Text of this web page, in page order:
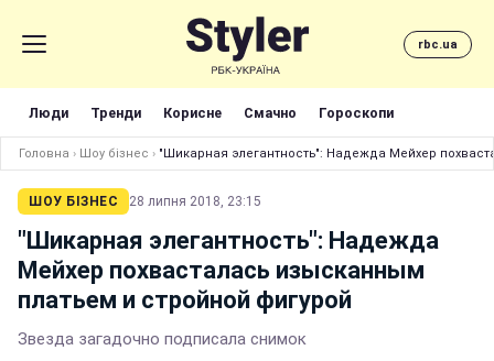
rbc.ua
Люди Тренди Корисне Смачно Гороскопи
Головна › Шоу бізнес › "Шикарная элегантность": Надежда Мейхер
ШОУ БІЗНЕС 28 липня 2018, 23:15
"Шикарная элегантность": Надежда
Мейхер похвасталась изысканным
платьем и стройной фигурой
Звезда загадочно подписала снимок